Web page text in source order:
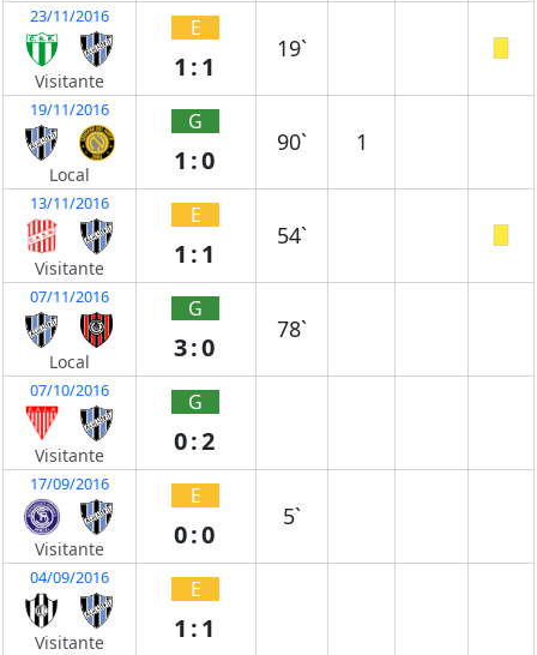
23/11/2016
Visitante
E
1:1
19`
19/11/2016
Local
G
1:0
90` 1
13/11/2016
Visitante
E
1:1
54`
07/11/2016
Local
G
3:0
78`
07/10/2016
Visitante
G
0:2
17/09/2016
Visitante
E
0:0
5`
04/09/2016
Visitante
E
1:1